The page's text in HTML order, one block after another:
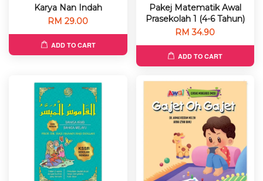
Karya Nan Indah
RM 29.00
ADD TO CART
Pakej Matematik Awal
Prasekolah 1 (4-6 Tahun)
RM 34.90
ADD TO CART